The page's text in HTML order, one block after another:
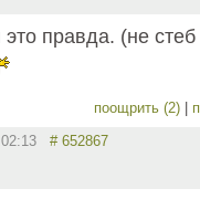
правда. (не стеб
поощрить (2)
# 652867